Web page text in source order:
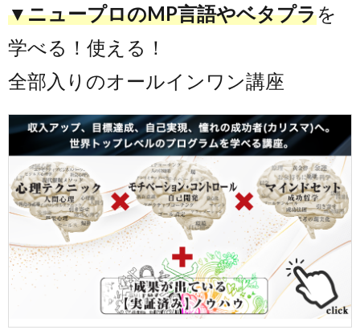
▼ニュープロのMP言語やベタプラを
学べる！使える！
全部入りのオールインワン講座